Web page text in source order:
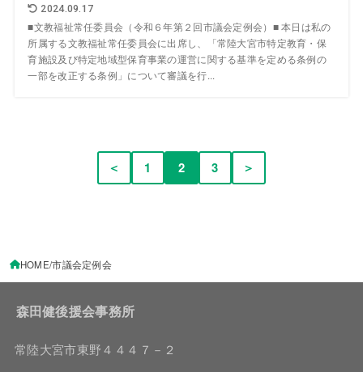
2024.09.17
■文教福祉常任委員会（令和６年第２回市議会定例会）■ 本日は私の
所属する文教福祉常任委員会に出席し、「常陸大宮市特定教育・保
育施設及び特定地域型保育事業の運営に関する基準を定める条例の
一部を改正する条例」について審議を行...
＜ 1 2 3 ＞
HOME 市議会定例会
森田健後援会事務所
常陸大宮市東野４４４７－２